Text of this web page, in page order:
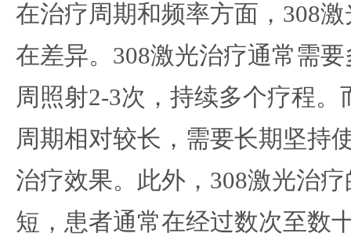
在治疗周期和频率方面，308
在差异。308激光治疗通常需
周照射2-3次，持续多个疗程
周期相对较长，需要长期坚持
治疗效果。此外，308激光治
短，患者通常在经过数次至数